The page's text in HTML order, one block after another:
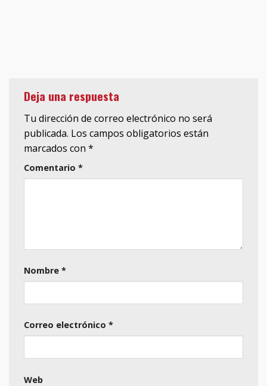
Deja una respuesta
Tu dirección de correo electrónico no será
publicada. Los campos obligatorios están
marcados con *
Comentario *
Nombre *
Correo electrónico *
Web